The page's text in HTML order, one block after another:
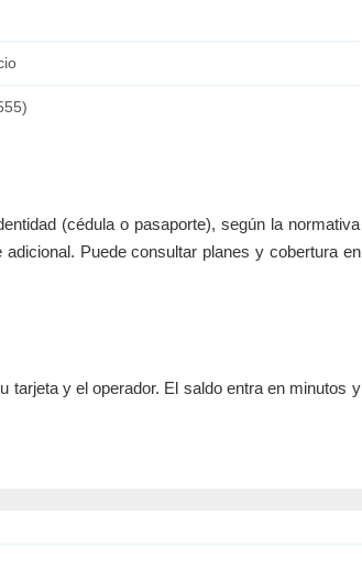
(cédula o pasaporte), según la normativa
adicional. Puede consultar planes y cobertura en
y el operador. El saldo entra en minutos y